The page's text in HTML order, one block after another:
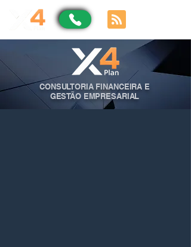
CONSULTORIA FINANCEIRA E
GESTÃO EMPRESARIAL